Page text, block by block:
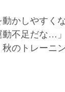
かしやすく
動不足だな…
のトレーニ